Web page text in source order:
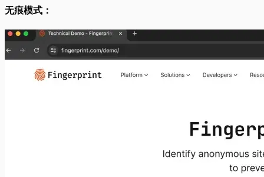
无痕模式：